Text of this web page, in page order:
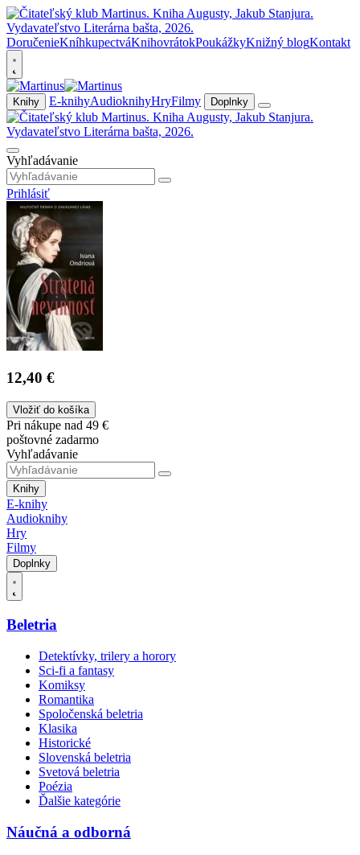
DoručenieKníhkupectváKnihovrátokPoukážkyKnižný blogKontakt
Knihy E-knihyAudioknihyHryFilmy Doplnky
Vyhľadávanie
Prihlásiť
12,40 €
Vložiť do košíka
Pri nákupe nad 49 €
poštovné zadarmo
Vyhľadávanie
Knihy
E-knihy
Audioknihy
Hry
Filmy
Doplnky
Beletria
Detektívky, trilery a horory
Sci-fi a fantasy
Komiksy
Romantika
Spoločenská beletria
Klasika
Historické
Slovenská beletria
Svetová beletria
Poézia
Ďalšie kategórie
Náučná a odborná